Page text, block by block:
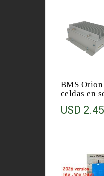
BMS
celdas en
USD